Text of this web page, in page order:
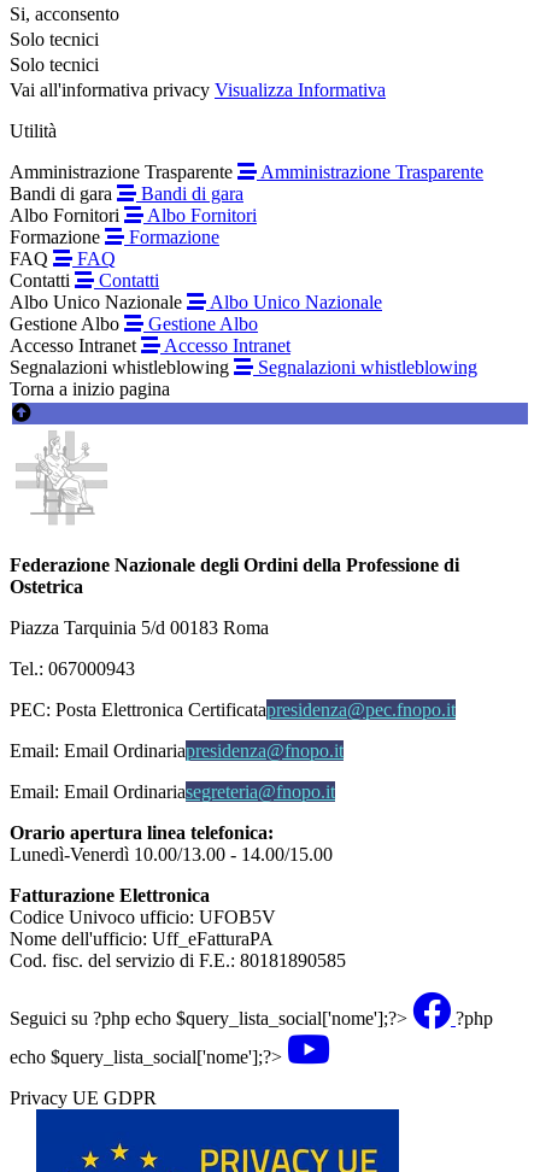
Si, acconsento
Solo tecnici
Solo tecnici
Vai all'informativa privacy Visualizza Informativa
Utilità
Amministrazione Trasparente
Amministrazione Trasparente
Bandi di gara
Bandi di gara
Albo Fornitori
Albo Fornitori
Formazione
Formazione
FAQ
FAQ
Contatti
Contatti
Albo Unico Nazionale
Albo Unico Nazionale
Gestione Albo
Gestione Albo
Accesso Intranet
Accesso Intranet
Segnalazioni whistleblowing
Segnalazioni whistleblowing
Torna a inizio pagina
Federazione Nazionale degli Ordini della Professione di
Ostetrica
Piazza Tarquinia 5/d 00183 Roma
Tel.: 067000943
PEC: Posta Elettronica Certificatapresidenza@pec.fnopo.it
Email: Email Ordinariapresidenza@fnopo.it
Email: Email Ordinariasegreteria@fnopo.it
Orario apertura linea telefonica:
Lunedì-Venerdì 10.00/13.00 - 14.00/15.00
Fatturazione Elettronica
Codice Univoco ufficio: UFOB5V
Nome dell'ufficio: Uff_eFatturaPA
Cod. fisc. del servizio di F.E.: 80181890585
Seguici su ?php echo $query_lista_social['nome'];?>
?php
echo $query_lista_social['nome'];?>
Privacy UE GDPR